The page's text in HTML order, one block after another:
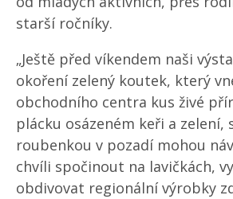
starší ročníky.
„Ještě před víkendem naši
okoření zelený koutek, který
obchodního centra kus živé
plácku osázeném keři a zelení,
roubenkou v pozadí mohou
chvíli spočinout na lavičkách,
obdivovat regionální výrobky